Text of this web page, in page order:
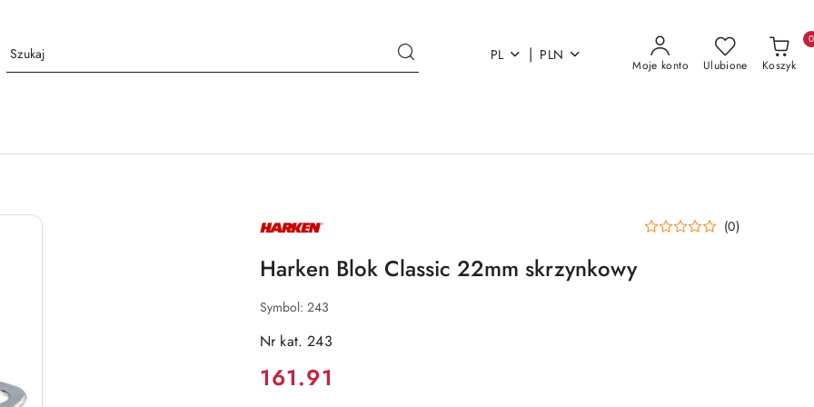
PL | PLN
Moje konto Ulubione Koszyk
0
NAZWA
PRODUCENTA: (0)
Harken Blok Classic 22mm skrzynkowy
Symbol: 243
Nr kat. 243
Cena:
161.91